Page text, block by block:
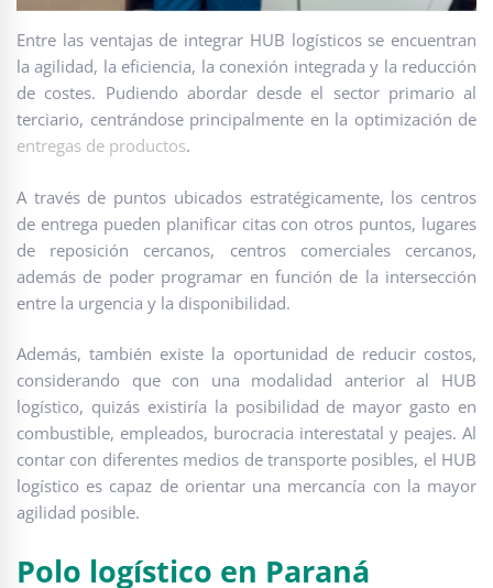
Entre las ventajas de integrar HUB logísticos se encuentran
la agilidad, la eficiencia, la conexión integrada y la reducción
de costes. Pudiendo abordar desde el sector primario al
terciario, centrándose principalmente en la optimización de
entregas de productos.
A través de puntos ubicados estratégicamente, los centros
de entrega pueden planificar citas con otros puntos, lugares
de reposición cercanos, centros comerciales cercanos,
además de poder programar en función de la intersección
entre la urgencia y la disponibilidad.
Además, también existe la oportunidad de reducir costos,
considerando que con una modalidad anterior al HUB
logístico, quizás existiría la posibilidad de mayor gasto en
combustible, empleados, burocracia interestatal y peajes. Al
contar con diferentes medios de transporte posibles, el HUB
logístico es capaz de orientar una mercancía con la mayor
agilidad posible.
Polo logístico en Paraná